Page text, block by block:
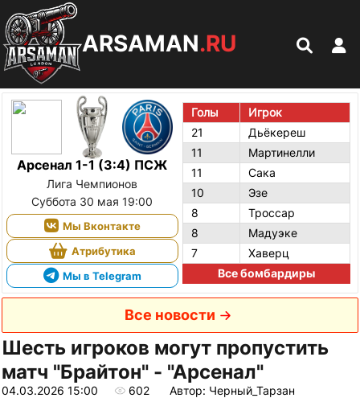
ARSAMAN.RU
Арсенал 1-1 (3:4) ПСЖ
Лига Чемпионов
Суббота 30 мая 19:00
Мы Вконтакте
Атрибутика
Мы в Telegram
Голы
Игрок
21
Дьёкереш
11
Мартинелли
11
Сака
10
Эзе
8
Троссар
8
Мадуэке
7
Хаверц
Все бомбардиры
Все новости
Шесть игроков могут пропустить
матч "Брайтон" - "Арсенал"
04.03.2026 15:00 602 Автор: Черный_Тарзан